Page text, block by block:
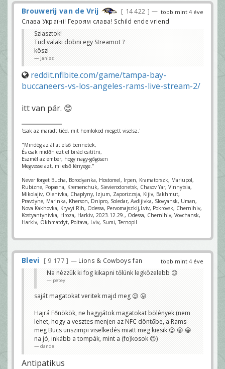
több mint 4 éve
Brouwerij van de Vrij 14 422
—
Слава Україні! Героям слава! Schild ende vriend
Sziasztok!
Tud valaki dobni egy Streamot ?
köszi
janisz
reddit.nflbite.com/game/tampa-bay-
buccaneers-vs-los-angeles-rams-live-stream-2/
itt van pár. 😊
'csak az maradt tiéd, mit homlokod megett viselsz.'
"Mindég az állat első bennetek,
És csak midőn ezt el birád csitítni,
Eszmél az ember, hogy nagy-gőgösen
Megvesse azt, mi első lényege."
Never forget Bucha, Borodyanka, Hostomel, Irpen, Kramatorszk, Mariupol,
Rubizne, Popasna, Kremenchuk, Sievierodonetsk, Chasov Yar, Vinnytsia,
Mikolajiv, Olenivka, Chaplyny, Izjum, Zaporizzsja, Kijiv, Bakhmut,
Pravdyne, Marinka, Kherson, Dnipro, Soledar, Avdijivka, Slovyansk, Uman,
Nova Kakhovka, Kryvyi Rih, Odessa, Pervomajszkij,Lviv, Pokrovsk, Chernihiv,
Kostyantynivka, Hroza, Harkiv, 2023.12.29., Odessa, Chernihiv, Vovchansk,
Harkiv, Okhmatdyt, Poltava, Lviv, Sumi, Ternopil
több mint 4 éve
Blevi 9 177 — Lions & Cowboys fan
Na nézzük ki fog kikapni tőlünk legközelebb 😊
petey
saját magatokat veritek majd meg 😉 😛
Hajrá Főnökök, ne hagyjátok magatokat bölények (nem
lehet, hogy a vesztes menjen az NFC döntőbe, a Rams
meg Bucs unszimpi viselkedés miatt meg kiesik 😉 😛 😀
na jó, inkább a tompák, mint a (fo)kosok 😊)
dande
Antipatikus